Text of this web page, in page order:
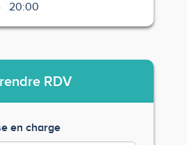
20:00
RDV
en charge